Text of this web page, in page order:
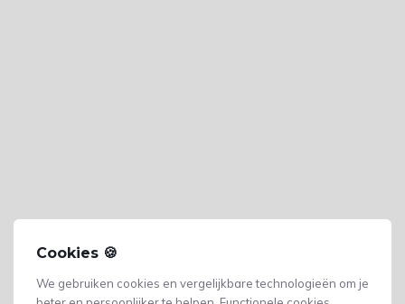
Cookies 🍪
We gebruiken cookies en vergelijkbare technologieën om je